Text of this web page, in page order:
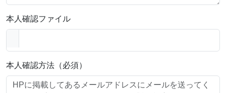
本人確認ファイル
本人確認方法（必須）